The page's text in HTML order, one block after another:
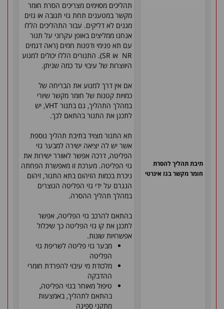
תיבת תהליך להסרת
חומר מקשר בגז אינרטי
תהליכים מסוימים מצריכים הסרת חומר
מקשר במטענים תחת גזי תגובה או גזים
מגנים לא דליקים. עבור התהליכים הללו
אנחנו ממליצים באופן עקרוני על תנור
עם תא פנימי ודפנות חמים (ראה דגמים
NR או SR). התנורים הללו יכולים למנוע
היווצרות של עיבוי עד כמה שניתן.
אם אין דרך למנוע את הבריחה של
כמויות קטנות של חומר מקשר שיורי
במהלך התהליך, גם בתנור VHT, יש
לתכנן את התנור בהתאם לכך.
תא התנור מצויד בתיבת תהליך נוספת
אשר יש לה יציאה ישירה למבער גזי
הפליטה, דרכה אפשר לאוורר ישירות את
גזי הפליטה. מערכת זו מאפשרת הפחתה
ניכרת בכמות הזיהום בתא התנור, זיהום
הנגרם על ידי גזי הפליטה הנוצרים
במהלך תהליך ההסרה.
בהתאם להרכב גזי הפליטה, אפשר
לתכנן את קו גזי הפליטה כך שיכלול
אפשרויות שונות.
מבער גזי פליטה לשריפת גזי
הפליטה
מלכודת מי עיבוי להפרדת חומרי
ההדבקה
טיפול מאוחר בגזי הפליטה,
בהתאם לתהליך, באמצעות
מתקני ספיגה